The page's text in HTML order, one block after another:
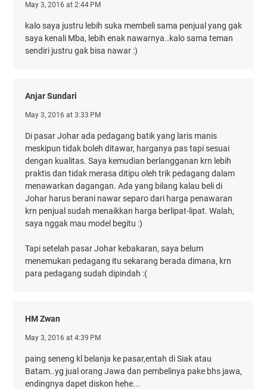
May 3, 2016 at 2:44 PM
kalo saya justru lebih suka membeli sama penjual yang gak
saya kenali Mba, lebih enak nawarnya..kalo sama teman
sendiri justru gak bisa nawar :)
Anjar Sundari
May 3, 2016 at 3:33 PM
Di pasar Johar ada pedagang batik yang laris manis
meskipun tidak boleh ditawar, harganya pas tapi sesuai
dengan kualitas. Saya kemudian berlangganan krn lebih
praktis dan tidak merasa ditipu oleh trik pedagang dalam
menawarkan dagangan. Ada yang bilang kalau beli di
Johar harus berani nawar separo dari harga penawaran
krn penjual sudah menaikkan harga berlipat-lipat. Walah,
saya nggak mau model begitu :)
Tapi setelah pasar Johar kebakaran, saya belum
menemukan pedagang itu sekarang berada dimana, krn
para pedagang sudah dipindah :(
HM Zwan
May 3, 2016 at 4:39 PM
paing seneng kl belanja ke pasar,entah di Siak atau
Batam..yg jual orang Jawa dan pembelinya pake bhs jawa,
endingnya dapet diskon hehe...